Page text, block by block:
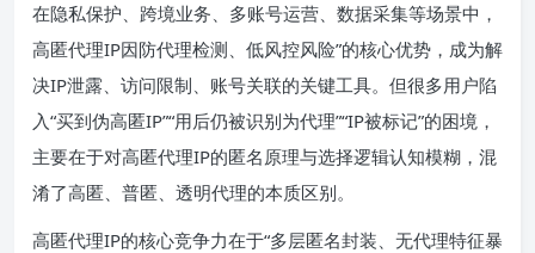
在隐私保护、跨境业务、多账号运营、数据采集等场景中，
高匿代理IP因防代理检测、低风控风险”的核心优势，成为解
决IP泄露、访问限制、账号关联的关键工具。但很多用户陷
入“买到伪高匿IP”“用后仍被识别为代理”“IP被标记”的困境，
主要在于对高匿代理IP的匿名原理与选择逻辑认知模糊，混
淆了高匿、普匿、透明代理的本质区别。
高匿代理IP的核心竞争力在于“多层匿名封装、无代理特征暴